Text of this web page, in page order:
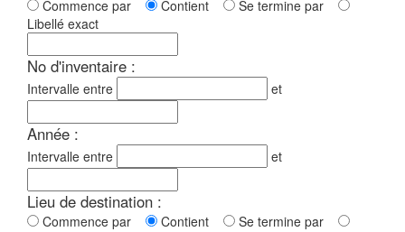
Commence par Contient
Se termine par
Libellé exact
No d'inventaire :
Intervalle entre et
Année :
Intervalle entre et
Lieu de destination :
Commence par Contient
Se termine par